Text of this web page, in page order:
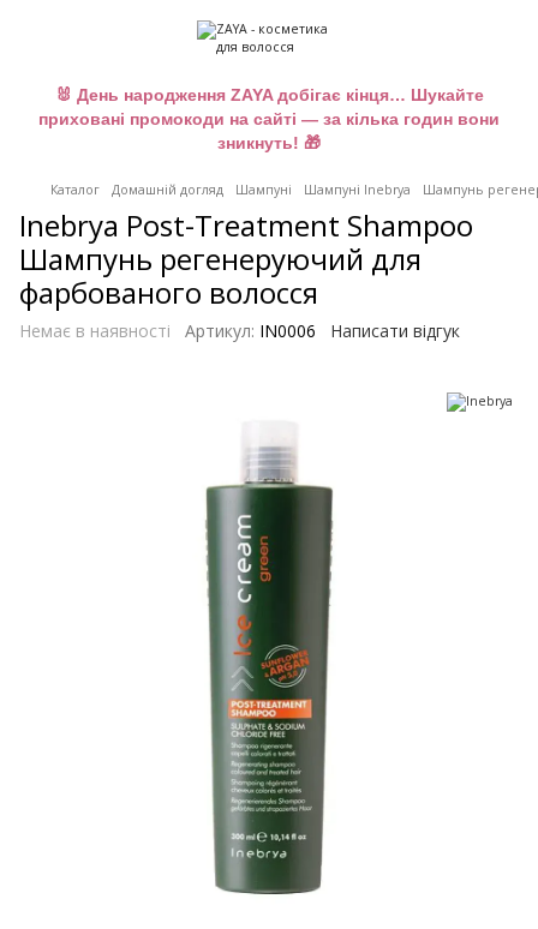
🐰 День народження ZAYA добігає кінця… Шукайте
приховані промокоди на сайті — за кілька годин вони
зникнуть! 🎁
Каталог Домашній догляд Шампуні Шампуні Inebrya Шампунь
Inebrya Post-Treatment Shampoo
Шампунь регенеруючий для
фарбованого волосся
Немає в наявності Артикул: IN0006 Написати відгук